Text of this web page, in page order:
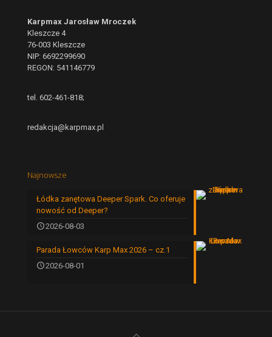
Karpmax Jarosław Mroczek
Kleszcze 4
76-003 Kleszcze
NIP: 6692299690
REGON: 541146779
tel. 602-461-818;
redakcja@karpmax.pl
Najnowsze
Łódka zanętowa Deeper Spark. Co oferuje
nowość od Deeper?
2026-08-03
Parada Łowców Karp Max 2026 – cz.1
2026-08-01